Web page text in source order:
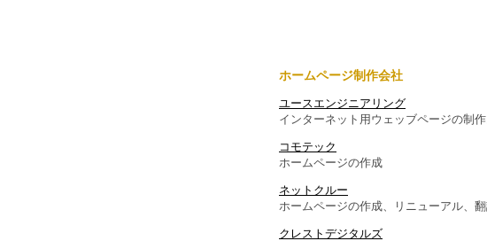
ホームページ制作会社
ユースエンジニアリング
インターネット用ウェッブページの制
コモテック
ホームページの作成
ネットクルー
ホームページの作成、リニューアル、
クレストデジタルズ